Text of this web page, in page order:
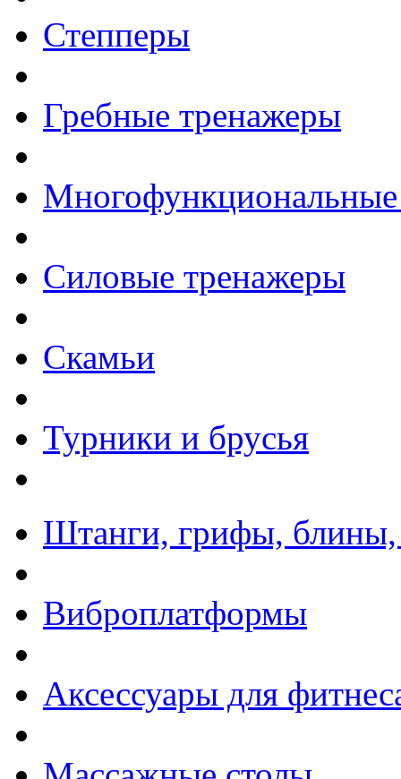
Степперы
Гребные тренажеры
Силовые тренажеры
Скамьи
Турники и брусья
Штанги, грифы, блины,
Виброплатформы
Аксессуары для